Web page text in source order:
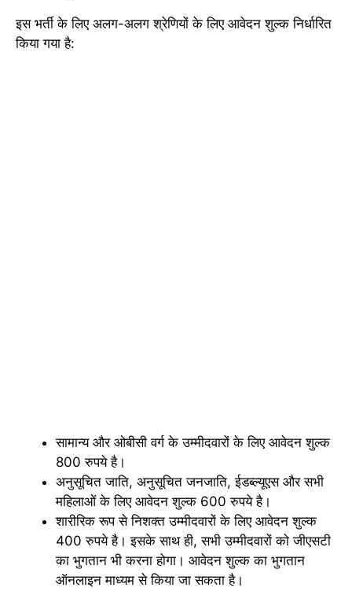
इस भर्ती के लिए अलग-अलग श्रेणियों के लिए आवेदन शुल्क निर्धारित
किया गया है:
सामान्य और ओबीसी वर्ग के उम्मीदवारों के लिए आवेदन शुल्क
800 रुपये है।
अनुसूचित जाति, अनुसूचित जनजाति, ईडब्ल्यूएस और सभी
महिलाओं के लिए आवेदन शुल्क 600 रुपये है।
शारीरिक रूप से निशक्त उम्मीदवारों के लिए आवेदन शुल्क
400 रुपये है। इसके साथ ही, सभी उम्मीदवारों को जीएसटी
का भुगतान भी करना होगा। आवेदन शुल्क का भुगतान
ऑनलाइन माध्यम से किया जा सकता है।